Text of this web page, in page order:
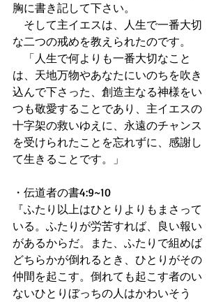
胸に書き記して下さい。
そして主イエスは、人生で一番大切
な二つの戒めを教えられたのです。
「人生で何よりも一番大切なこと
は、天地万物やあなたにいのちを吹き
込んで下さった、創造主なる神様をい
つも敬愛することであり、主イエスの
十字架の救いゆえに、永遠のチャンス
を受けられたことを忘れずに、感謝し
て生きることです。」
・伝道者の書4:9~10
『ふたり以上はひとりよりもまさって
いる。ふたりが労苦すれば、良い報い
があるからだ。また、ふたりで組めば
どちらかが倒れるとき、ひとりがその
仲間を起こす。倒れても起こす者のい
ないひとりぼっちの人はかわいそう